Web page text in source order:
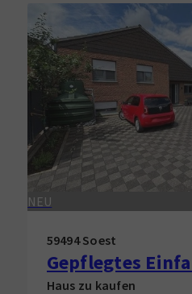
NEU
59494 Soest
Haus zu kaufen